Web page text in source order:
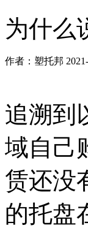
为什么
作者：塑托邦
追溯到
域自己
赁还没
的托盘